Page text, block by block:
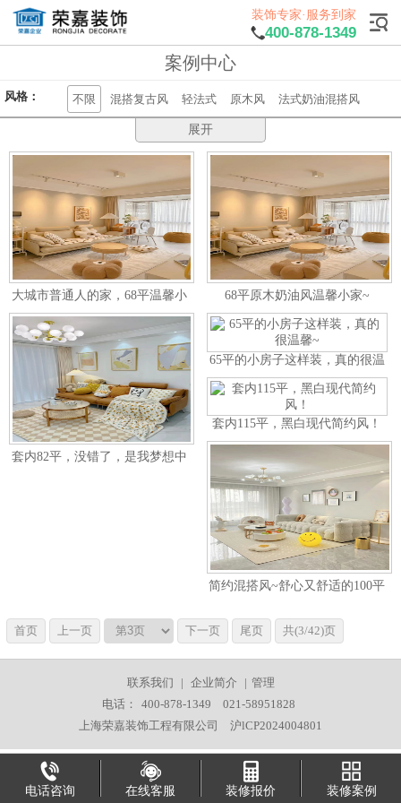
装饰专家·服务到家
400-878-1349
案例中心
风格： 不限 混搭复古风 轻法式 原木风
法式奶油混搭风
奶油风
现代中式
现代法式 宜家 现代简约 混搭 地中海 中式
田园
新古典
美式 欧式 日式
不限 三室两厅两卫一厨 两室两厅 两室一厅
二居室
别墅
五居室 复式 三居室 一居室 四居室 两居室
： 不限 整套
面积： 不限 148 85 76 82 65 118 137 132
56
168 52 260 120 99 60 250 130
102
119 108 350 49 40 114 92 145 109 43
86
110 93 78 72 88 96㎡ 68㎡ 90 115
143
160
95 120㎡ 80 100㎡ 98 188㎡
50㎡-100㎡
100-150㎡ 50-100㎡ 150-200㎡ 200㎡以上
热门楼盘： 不限 玉兰香苑 金唐公寓 香楠小区
齐爱佳苑
张江新苑 金利公寓
毕加索小区
广兰名苑 益丰新村
海湾新城
五莲路30弄小区 星海家园
高科东路500弄
唐人苑 龙腾苑 心圆西苑
展开
大城市普通人的家，68平温馨小
屋~
68平原木奶油风温馨小家~
套内82平，没错了，是我梦想中
65平的小房子这样装，真的很温
馨~
套内115平，黑白现代简约风！
简约混搭风~舒心又舒适的100平
首页 上一页 下一页 尾页 共(3/42)页
联系我们 | 企业简介 | 管理
电话：
400-878-1349
021-58951828
上海荣嘉装饰工程有限公司
沪lCP2024004801
电话咨询 在线客服 装修报价 装修案例